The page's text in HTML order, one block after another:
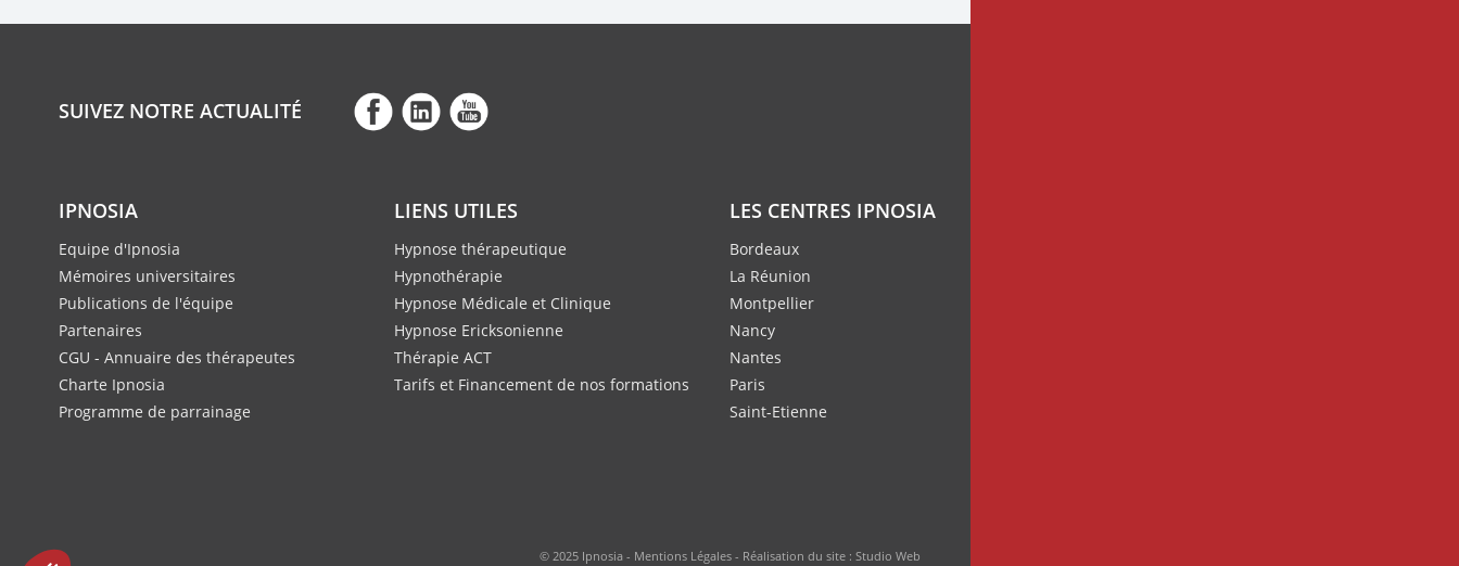
SUIVEZ NOTRE ACTUALITÉ
IPNOSIA
Equipe d'Ipnosia
Mémoires universitaires
Publications de l'équipe
Partenaires
CGU - Annuaire des thérapeutes
Charte Ipnosia
Programme de parrainage
LIENS UTILES
Hypnose thérapeutique
Hypnothérapie
Hypnose Médicale et Clinique
Hypnose Ericksonienne
Thérapie ACT
Tarifs et Financement de nos formations
LES CENTRES IPNOSIA
Bordeaux
La Réunion
Montpellier
Nancy
Nantes
Paris
Saint-Etienne
© 2025 Ipnosia - Mentions Légales- Réalisation du site : Studio Web